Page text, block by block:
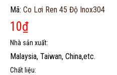
Mã: Co Lơi Ren 45 Độ Inox304
10₫
Nhà sản xuất:
Malaysia, Taiwan, China,etc.
Chất liệu:
HOÀN